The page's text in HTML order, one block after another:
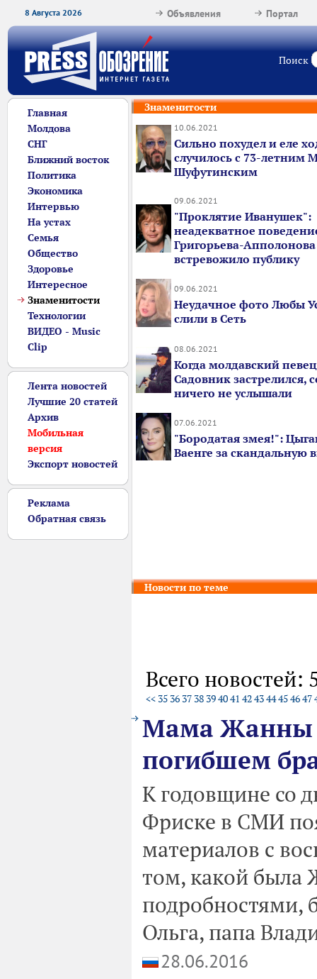
8 Августа 2026 Портал
Объявления
Поиск
Главная
Молдова
СНГ
Ближний восток
Политика
Экономика
Интервью
На устах
Семья
Общество
Здоровье
Интересное
Знаменитости
Технологии
ВИДЕО - Music
Clip
Лента новостей
Лучшие 20 статей
Архив
Мобильная
версия
Экспорт новостей
Реклама
Обратная связь
Знаменитости
10.06.2021
Сильно похудел и еле
случилось с 73-летним
Шуфутинским
09.06.2021
"Проклятие Иванушек":
неадекватное
Григорьева-Апполонова
встревожило публику
09.06.2021
Неудачное фото Любы
слили в Сеть
08.06.2021
Когда молдавский
Садовник застрелился,
ничего не услышали
07.06.2021
"Бородатая змея!":
Ваенге за скандальную
Новости по теме
Всего новостей:
<< 35 36 37 38 394041 424344454647
Мама Жанны
погибшем
К годовщине со
Фриске в СМИ
материалов с
том, какой была
подробностями,
Ольга, папа
28.06.2016